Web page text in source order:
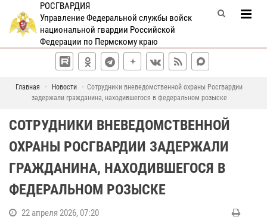
РОСГВАРДИЯ
Управление Федеральной службы войск
национальной гвардии Российской
Федерации по Пермскому краю
Главная Новости
Сотрудники вневедомственной охраны Росгвардии
задержали гражданина, находившегося в федеральном розыске
СОТРУДНИКИ ВНЕВЕДОМСТВЕННОЙ
ОХРАНЫ РОСГВАРДИИ ЗАДЕРЖАЛИ
ГРАЖДАНИНА, НАХОДИВШЕГОСЯ В
ФЕДЕРАЛЬНОМ РОЗЫСКЕ
22 апреля 2026, 07:20